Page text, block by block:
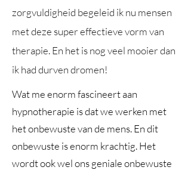
zorgvuldigheid begeleid ik nu mensen
met deze super effectieve vorm van
therapie. En het is nog veel mooier dan
ik had durven dromen!
Wat me enorm fascineert aan
hypnotherapie is dat we werken met
het onbewuste van de mens. En dit
onbewuste is enorm krachtig. Het
wordt ook wel ons geniale onbewuste